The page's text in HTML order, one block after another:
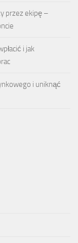
przez ekipę –
i jak
i uniknąć